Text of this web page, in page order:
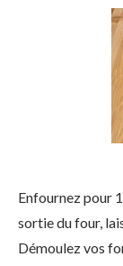
Enfournez pour
sortie du four,
Démoulez vos